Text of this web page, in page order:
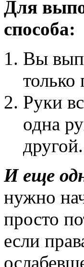
Для
способа:
Вы
только
Руки
одна
другой.
И еще
нужно
просто
если